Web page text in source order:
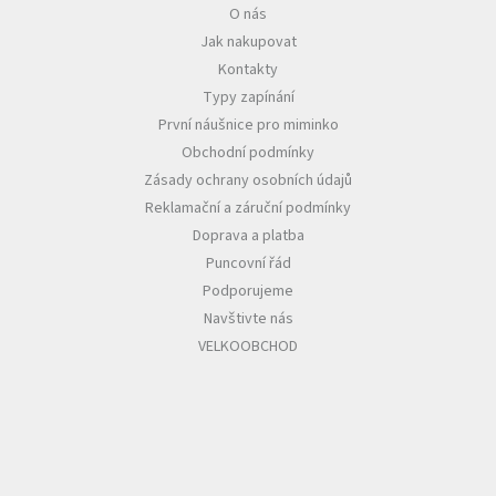
O nás
Jak nakupovat
Kontakty
Typy zapínání
První náušnice pro miminko
Obchodní podmínky
Zásady ochrany osobních údajů
Reklamační a záruční podmínky
Doprava a platba
Puncovní řád
Podporujeme
Navštivte nás
VELKOOBCHOD